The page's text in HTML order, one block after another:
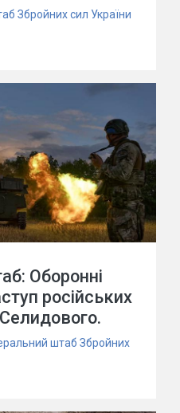
Збройних сил України
Оборонні
російських
штаб Збройних